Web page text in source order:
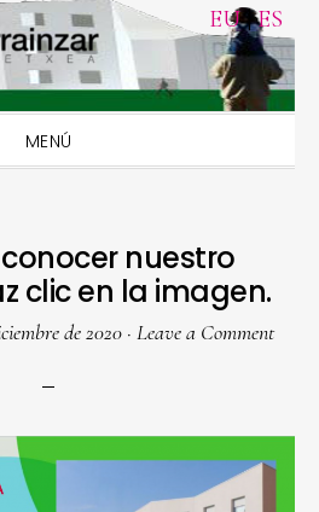
EU|ES
MENÚ
conocer nuestro
clic en la imagen.
de 2020 · Leave a Comment